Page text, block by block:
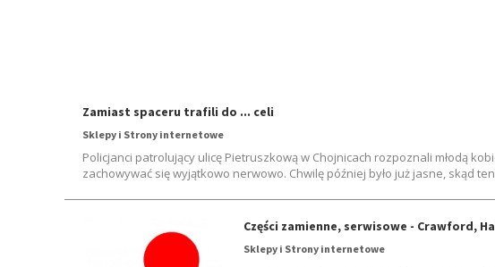
Zamiast spaceru trafili do ... celi
Sklepy i Strony internetowe
Policjanci patrolujący ulicę Pietruszkową w Chojnicach rozpoznali młodą
zachowywać się wyjątkowo nerwowo. Chwilę później było już jasne, skąd
Części zamienne, serwisowe - Crawford,
Sklepy i Strony internetowe